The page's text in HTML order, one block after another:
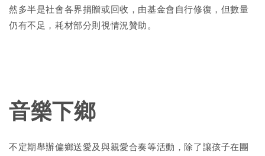
然多半是社會各界捐贈或回收，由基金會自行修復，但數量
仍有不足，耗材部分則視情況贊助。
音樂下鄉
不定期舉辦偏鄉送愛及與親愛合奏等活動，除了讓孩子在團